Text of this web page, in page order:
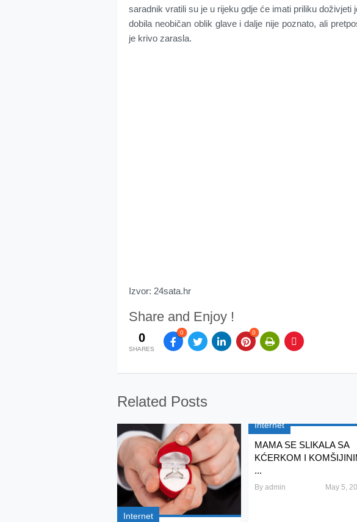
saradnik vratili su je u rijeku gdje će imati priliku doživjeti
dobila neobičan oblik glave i dalje nije poznato, ali
je krivo zarasla.
Izvor: 24sata.hr
Share and Enjoy !
0
SHARES
0 0
Related Posts
Internet
Internet
MAMA SE SLIKALA SA
KĆERKOM I
...
By admin May 5,